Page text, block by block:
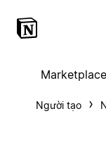
Marketplace
Người tạo